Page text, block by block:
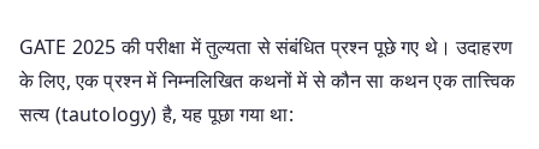
GATE 2025 की परीक्षा में तुल्यता से संबंधित प्रश्न पूछे गए थे। उदाहरण
के लिए, एक प्रश्न में निम्नलिखित कथनों में से कौन सा कथन एक तात्त्विक
सत्य (tautology) है, यह पूछा गया था: